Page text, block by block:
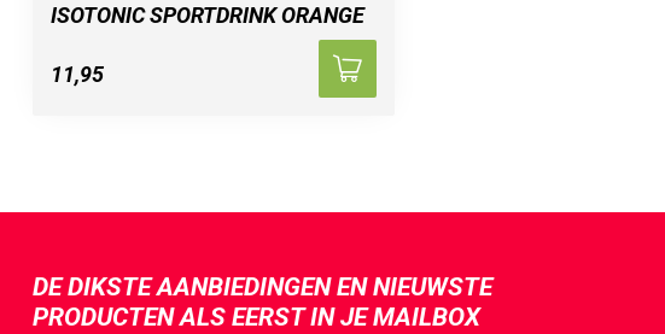
ISOTONIC SPORTDRINK ORANGE
11,95
DE DIKSTE AANBIEDINGEN EN NIEUWSTE
PRODUCTEN ALS EERST IN JE MAILBOX